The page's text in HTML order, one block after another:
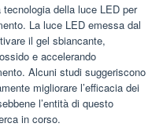
della luce LED per
La luce LED emessa dal
il gel sbiancante,
e accelerando
Alcuni studi suggeriscono
migliorare l’efficacia dei
l’entità di questo
in corso.